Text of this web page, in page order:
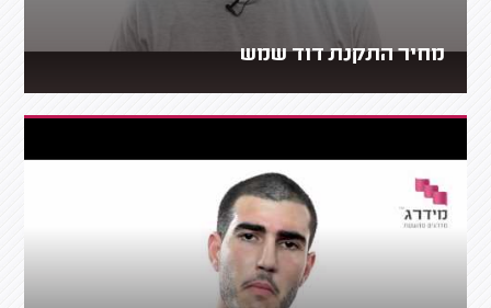
מחיר התקנת דוד שמש